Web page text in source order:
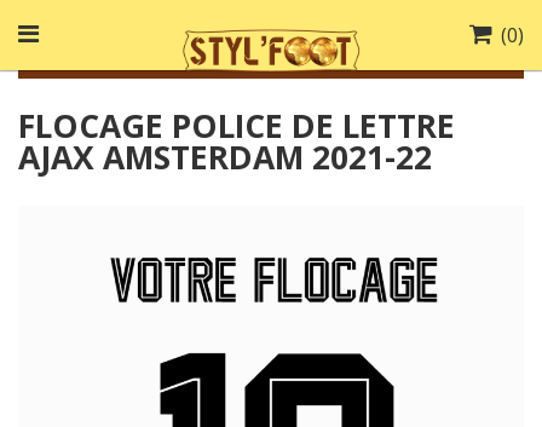
(0)
FLOCAGE POLICE DE LETTRE
AJAX AMSTERDAM 2021-22